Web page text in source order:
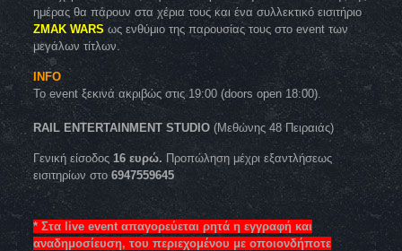
ημέρας θα πάρουν στα χέρια τους και ένα συλλεκτικό εισιτήριο
ZMAK WARS ως ενθύμιο της παρουσίας τους στο event των
μεγάλων τίτλων.
INFO
Το event ξεκινά ακριβώς στις 19:00 (doors open 18:00).
RAIL ENTERTAINMENT STUDIO(Μεθώνης 48 Πειραιάς)
Γενική είσοδος16 ευρώ. Προπώληση μέχρι εξαντλήσεως
εισιτηρίων στο 6947559645
* Στα live event απαγορεύεται ρητά η εγγραφή και
αναδημοσίευση, του περιεχομένου με οποιονδήποτε